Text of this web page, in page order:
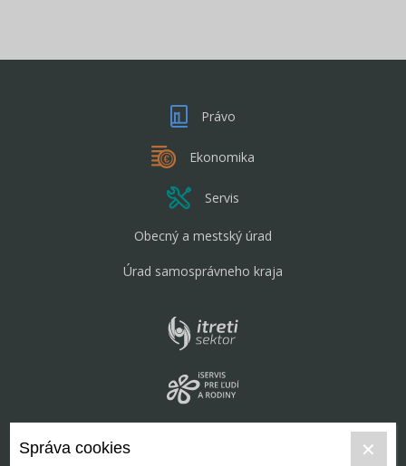
Právo
Ekonomika
Servis
Obecný a mestský úrad
Úrad samosprávneho kraja
Správa cookies